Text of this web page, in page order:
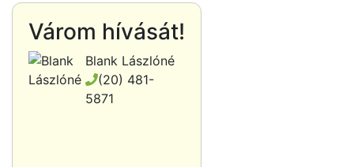
Várom hívását!
Blank Lászlóné
(20) 481-
5871